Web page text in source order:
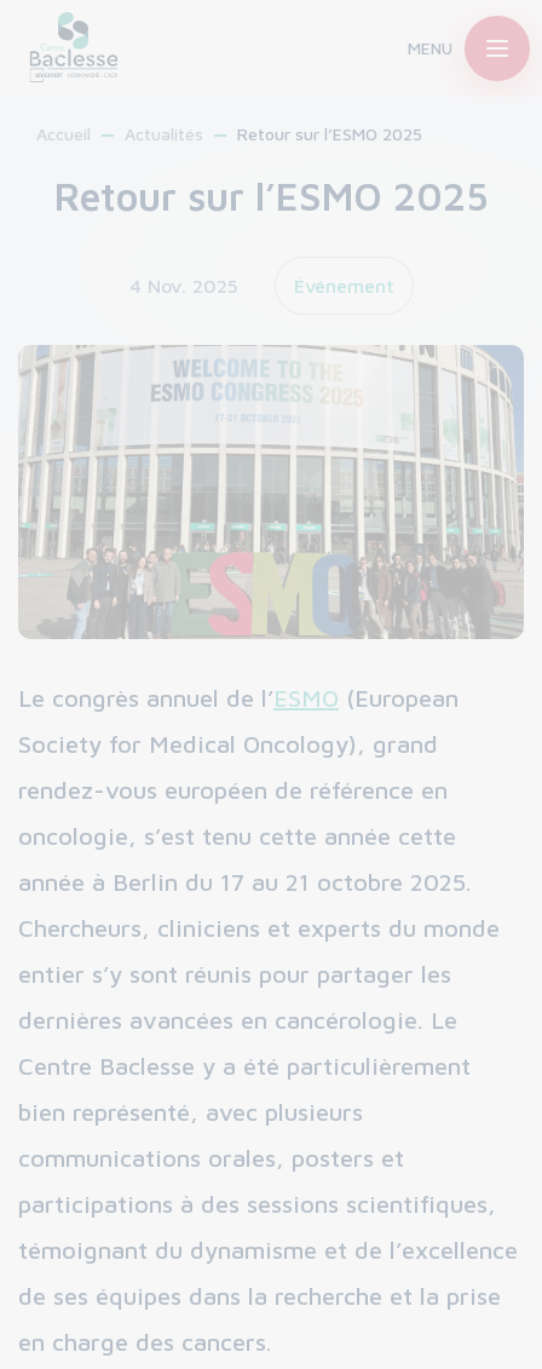
MENU
Accueil Actualités Retour sur l’ESMO 2025
Retour sur l’ESMO 2025
4 Nov. 2025 Événement
Le congrès annuel de l’ESMO (European
Society for Medical Oncology), grand
rendez-vous européen de référence en
oncologie, s’est tenu cette année cette
année à Berlin du 17 au 21 octobre 2025.
Chercheurs, cliniciens et experts du monde
entier s’y sont réunis pour partager les
dernières avancées en cancérologie. Le
Centre Baclesse y a été particulièrement
bien représenté, avec plusieurs
communications orales, posters et
participations à des sessions scientifiques,
témoignant du dynamisme et de l’excellence
de ses équipes dans la recherche et la prise
en charge des cancers.